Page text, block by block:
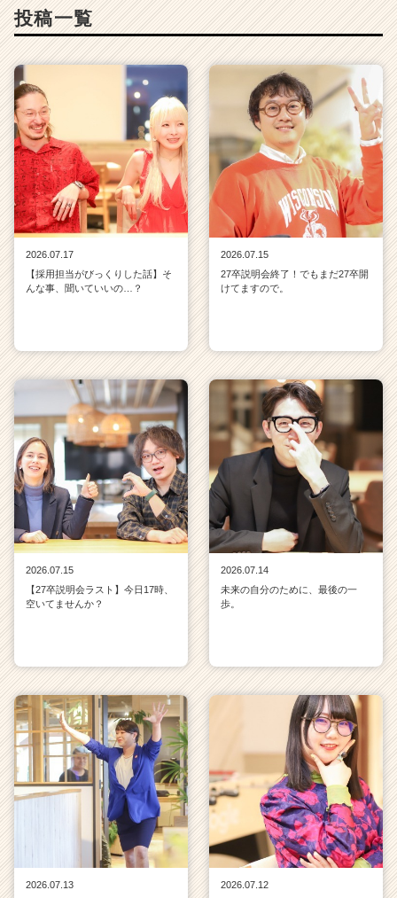
投稿一覧
2026.07.17
【採用担当がびっくりした話】そ
んな事、聞いていいの…？
2026.07.15
27卒説明会終了！でもまだ27卒開
けてますので。
2026.07.15
【27卒説明会ラスト】今日17時、
空いてませんか？
2026.07.14
未来の自分のために、最後の一
歩。
2026.07.13
2026.07.12